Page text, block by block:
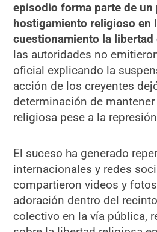
episodio forma parte de un
hostigamiento religioso en
cuestionamiento la libertad
las autoridades no
oficial explicando la
acción de los creyentes
determinación de
religiosa pese a la
El suceso ha generado
internacionales y redes
compartieron videos y
adoración dentro del
colectivo en la vía pública,